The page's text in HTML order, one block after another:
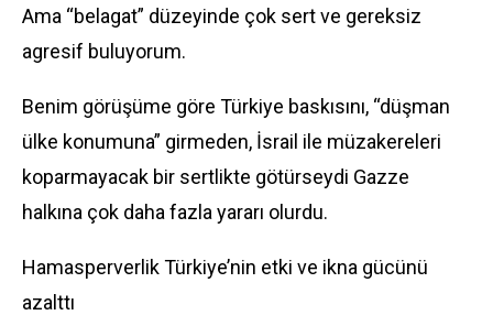
Ama “belagat” düzeyinde çok sert ve gereksiz
agresif buluyorum.
Benim görüşüme göre Türkiye baskısını, “düşman
ülke konumuna” girmeden, İsrail ile müzakereleri
koparmayacak bir sertlikte götürseydi Gazze
halkına çok daha fazla yararı olurdu.
Hamasperverlik Türkiye’nin etki ve ikna gücünü
azalttı